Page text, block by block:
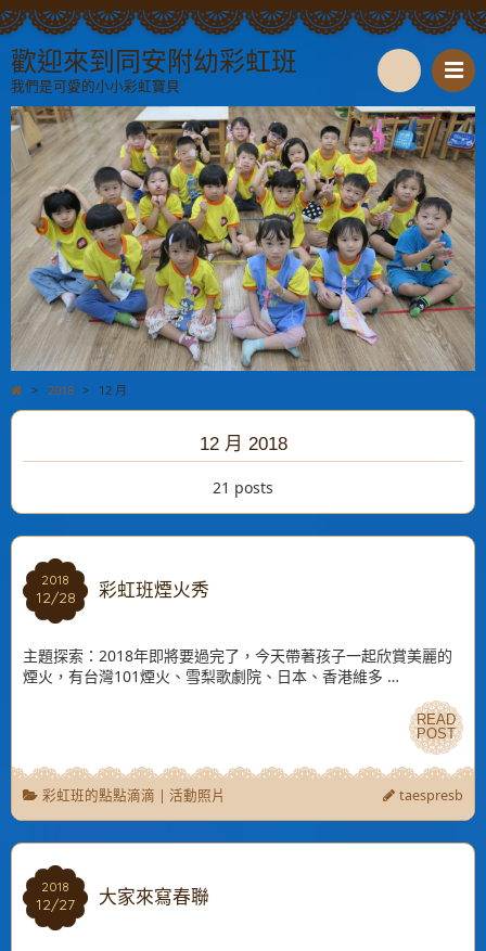
歡迎來到同安附幼彩虹班
我們是可愛的小小彩虹寶貝
S
e
a
r
c
h
> 2018 > 12 月
12 月 2018
21 posts
2018
12/28
2018
12/28 彩虹班煙火秀
主題探索：2018年即將要過完了，今天帶著孩子一起欣賞美麗的
煙火，有台灣101煙火、雪梨歌劇院、日本、香港維多 …
READ
POST
READ
POST
彩虹班的點點滴滴 | 活動照片 taespresb
2018
12/27
2018
12/27 大家來寫春聯